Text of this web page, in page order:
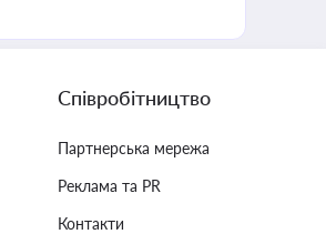
Співробітництво
Партнерська мережа
Реклама та PR
Контакти